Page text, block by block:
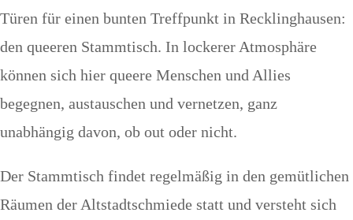
Türen für einen bunten Treffpunkt in Recklinghausen:
den queeren Stammtisch. In lockerer Atmosphäre
können sich hier queere Menschen und Allies
begegnen, austauschen und vernetzen, ganz
unabhängig davon, ob out oder nicht.
Der Stammtisch findet regelmäßig in den gemütlichen
Räumen der Altstadtschmiede statt und versteht sich